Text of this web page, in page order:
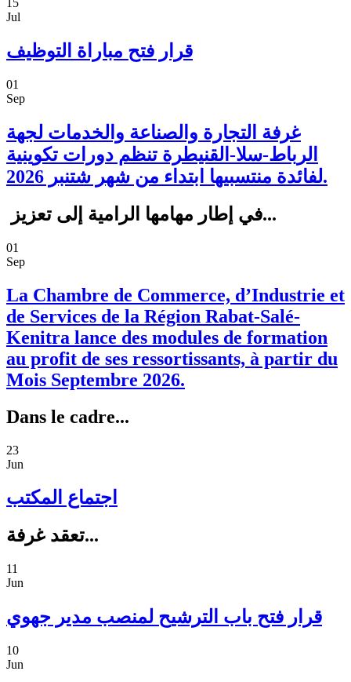
15
Jul
قرار فتح مباراة التوظيف
01
Sep
غرفة التجارة والصناعة والخدمات لجهة
الرباط-سلا-القنيطرة تنظم دورات تكوينية
لفائدة منتسبيها ابتداء من شهر شتنبر 2026.
في إطار مهامها الرامية إلى تعزيز...
01
Sep
La Chambre de Commerce, d’Industrie et
de Services de la Région Rabat-Salé-
Kenitra lance des modules de formation
au profit de ses ressortissants, à partir du
Mois Septembre 2026.
Dans le cadre...
23
Jun
اجتماع المكتب
تعقد غرفة...
11
Jun
قرار فتح باب الترشيح لمنصب مدير جهوي
10
Jun